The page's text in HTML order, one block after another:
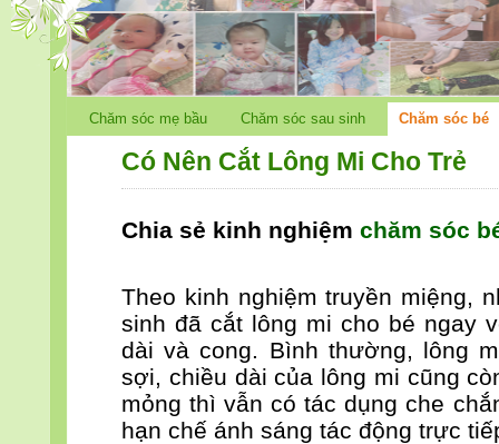
Chăm sóc mẹ bầu Chăm sóc sau sinh Chăm sóc bé
Có Nên Cắt Lông Mi Cho Trẻ
Chia sẻ kinh nghiệm chăm sóc
Theo kinh nghiệm truyền miệng,
sinh đã cắt lông mi cho bé ngay
dài và cong. Bình thường, lông
sợi, chiều dài của lông mi cũng
mỏng thì vẫn có tác dụng che
hạn chế ánh sáng tác động trực